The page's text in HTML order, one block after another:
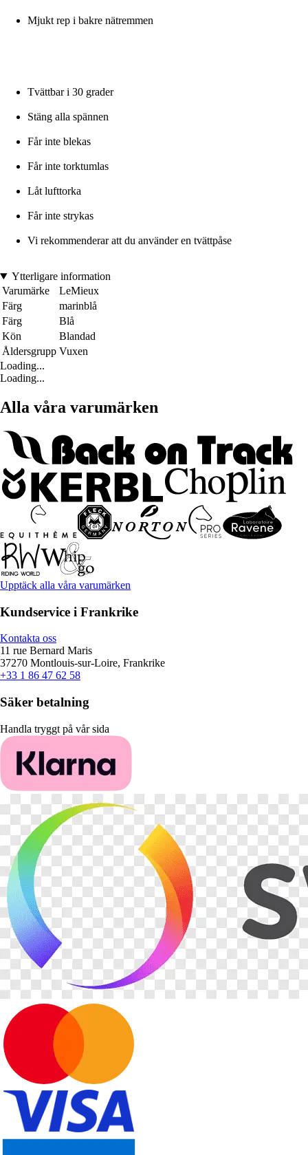
Mjukt rep i bakre nätremmen
Tvättbar i 30 grader
Stäng alla spännen
Får inte blekas
Får inte torktumlas
Låt lufttorka
Får inte strykas
Vi rekommenderar att du använder en tvättpåse
Ytterligare information
Varumärke
LeMieux
Färg
marinblå
Färg
Blå
Kön
Blandad
Åldersgrupp Vuxen
Loading...
Loading...
Alla våra varumärken
Upptäck alla våra varumärken
Kundservice i Frankrike
Kontakta oss
11 rue Bernard Maris
37270 Montlouis-sur-Loire, Frankrike
+33 1 86 47 62 58
Säker betalning
Handla tryggt på vår sida